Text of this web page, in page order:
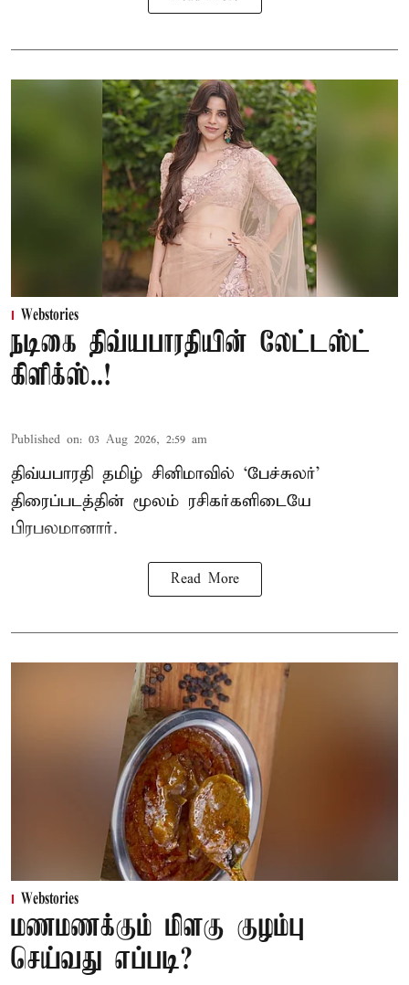
Webstories
நடிகை திவ்யபாரதியின் லேட்டஸ்ட்
கிளிக்ஸ்..!
Published on: 03 Aug 2026, 2:59 am
திவ்யபாரதி தமிழ் சினிமாவில் ‘பேச்சுலர்’
திரைப்படத்தின் மூலம் ரசிகர்களிடையே
பிரபலமானார்.
Read More
Webstories
மணமணக்கும் மிளகு குழம்பு
செய்வது எப்படி?